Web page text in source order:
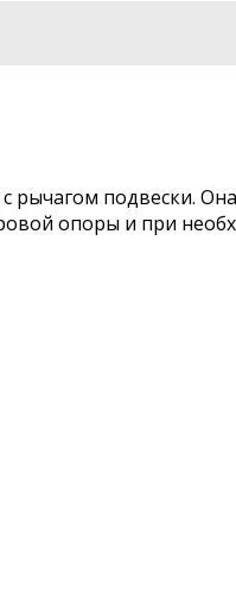
подвески.
опоры и при